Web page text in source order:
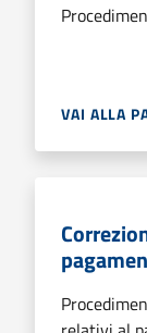
VAI ALLA